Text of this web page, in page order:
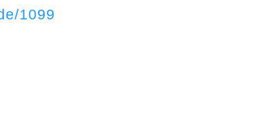
1099